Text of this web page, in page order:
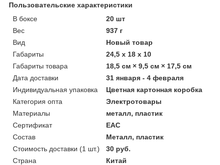
Пользовательские характеристики
В боксе
20 шт
Вес
937 г
Вид
Новый товар
Габариты
24,5 x 18 x 10
Габариты товара
18,5 см × 9,5 см × 17,5 см
Дата доставки
31 января - 4 февраля
Индивидуальная упаковка
Цветная картонная коробка
Категория опта
Электротовары
Материалы
металл, пластик
Сертификат
ЕАС
Состав
Металл, пластик
Стоимость доставки (1 шт.)
30 руб.
Страна
Китай